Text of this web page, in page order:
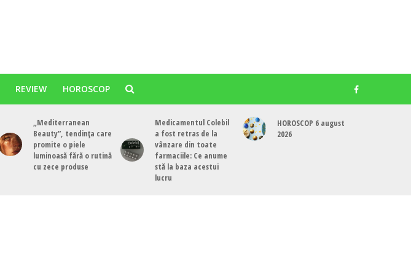
REVIEW HOROSCOP
„Mediterranean
Beauty”, tendința care
promite o piele
luminoasă fără o rutină
cu zece produse
Medicamentul Colebil
a fost retras de la
vânzare din toate
farmaciile: Ce anume
stă la baza acestui
lucru
HOROSCOP 6 august
2026